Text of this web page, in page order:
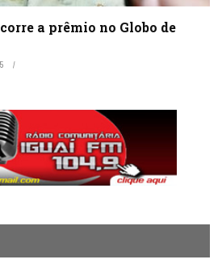
a prêmio no Globo de